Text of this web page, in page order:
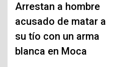
de
entradas
Arrestan a hombre
acusado de matar a
su tío con un arma
blanca en Moca